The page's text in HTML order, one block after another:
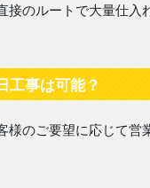
接のルートで大量仕入
工事は可能？
様のご要望に応じて営